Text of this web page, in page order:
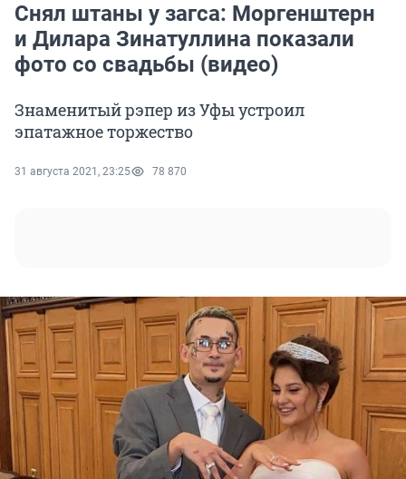
Снял штаны у загса: Моргенштерн
и Дилара Зинатуллина показали
фото со свадьбы (видео)
Знаменитый рэпер из Уфы устроил
эпатажное торжество
31 августа 2021, 23:25 78 870